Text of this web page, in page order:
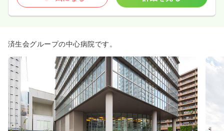
済生会グループの中心病院です。